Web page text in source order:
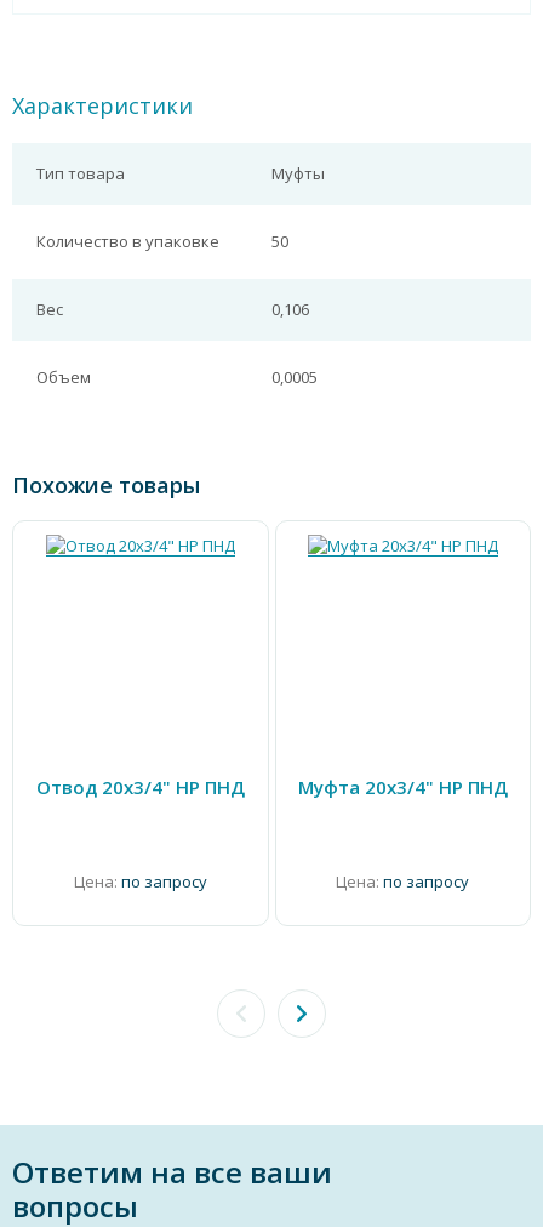
Характеристики
Тип товара Муфты
Количество в упаковке 50
Вес 0,106
Объем 0,0005
Похожие товары
Отвод 20х3/4" НР ПНД
Цена: по запросу
Муфта 20х3/4" НР ПНД
Цена: по запросу
Ответим на все ваши
вопросы